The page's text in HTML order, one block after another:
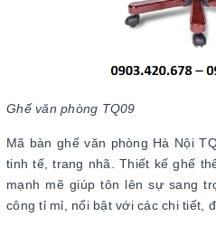
Ghế văn phòng TQ09
Mã bàn ghế văn phòng Hà Nội
tinh tế, trang nhã. Thiết kế ghế
mạnh mẽ giúp tôn lên sự sang
công tỉ mỉ, nổi bật với các chi tiết,